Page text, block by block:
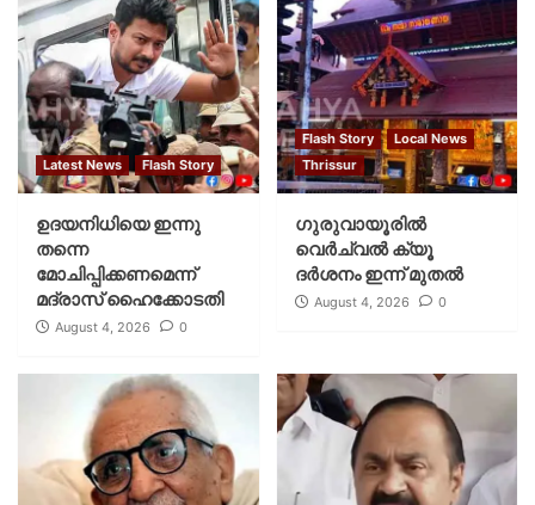
Latest News Flash Story
ഉദയനിധിയെ ഇന്നു
തന്നെ
മോചിപ്പിക്കണമെന്ന്
മദ്രാസ് ഹൈക്കോടതി
August 4, 2026 0
Flash Story
Local News
Thrissur
ഗുരുവായൂരില്‍
വെര്‍ച്വല്‍ ക്യൂ
ദര്‍ശനം ഇന്ന് മുതല്‍
August 4, 2026 0